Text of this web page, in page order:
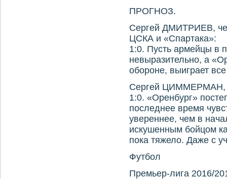
ПРОГНОЗ.
Сергей ДМИТРИЕВ,
ЦСКА и «Спартака»:
1:0. Пусть армейцы в
невыразительно, а
обороне, выиграет
Сергей ЦИММЕРМАН,
1:0. «Оренбург»
последнее время
увереннее, чем в
искушенным бойцом
пока тяжело. Даже с
Футбол
Премьер-лига 2016/